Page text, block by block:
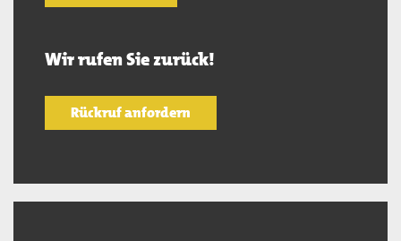
Wir rufen Sie zurück!
Rückruf anfordern